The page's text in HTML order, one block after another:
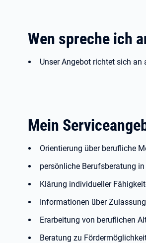
Wen spreche ich
Unser Angebot richtet sich
Mein
Orientierung über berufliche
persönliche Berufsberatung
Klärung individueller
Informationen über
Erarbeitung von beruflichen
Beratung zu